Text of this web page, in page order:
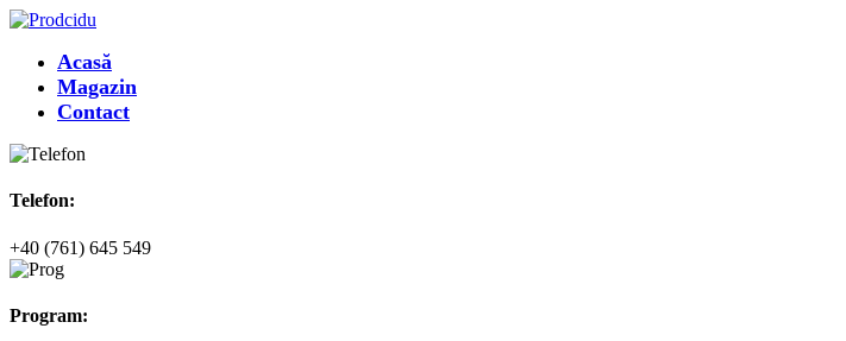
Acasă
Magazin
Contact
Telefon:
+40 (761) 645 549
Program: